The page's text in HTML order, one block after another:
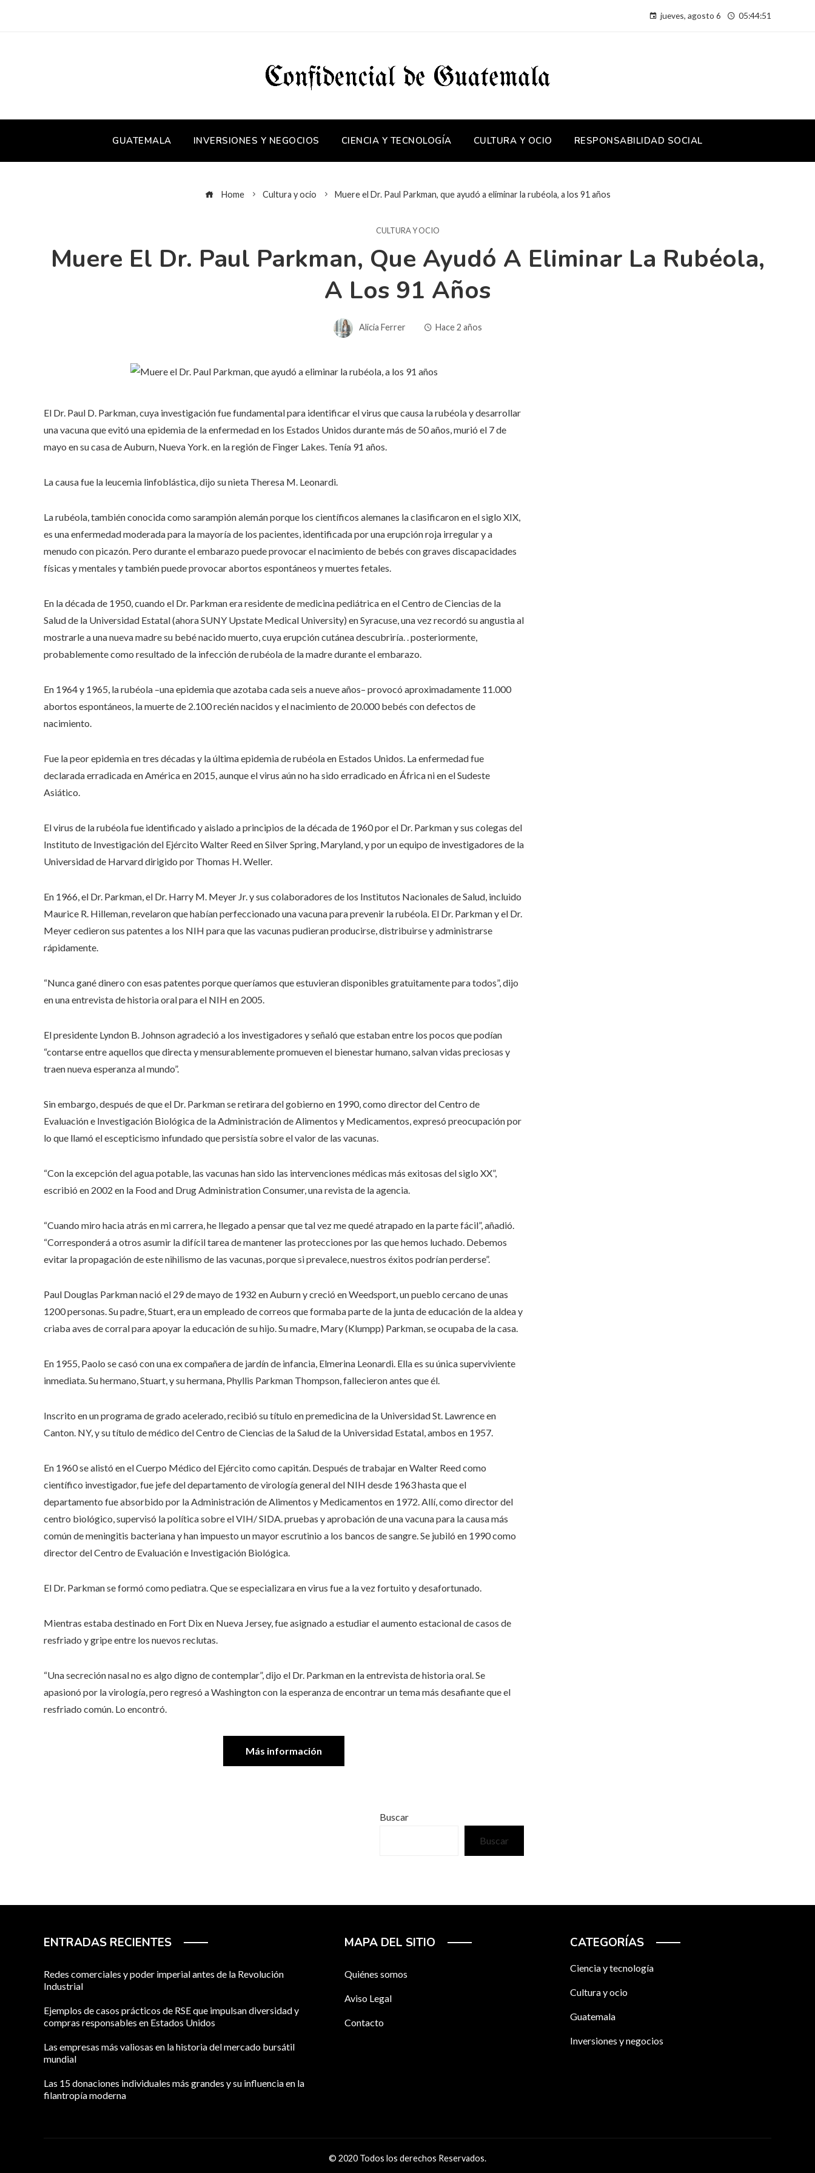
jueves, agosto 6 05:44:52
GUATEMALA INVERSIONES Y NEGOCIOS CIENCIA Y TECNOLOGÍA CULTURA Y OCIO RESPONSABILIDAD SOCIAL
Home Cultura y ocio Muere el Dr. Paul Parkman, que ayudó a eliminar la rubéola, a los 91 años
CULTURA Y OCIO
Muere El Dr. Paul Parkman, Que Ayudó A Eliminar La Rubéola,
A Los 91 Años
Alicia Ferrer Hace 2 años
El Dr. Paul D. Parkman, cuya investigación fue fundamental para identificar el virus que causa la rubéola y desarrollar
una vacuna que evitó una epidemia de la enfermedad en los Estados Unidos durante más de 50 años, murió el 7 de
mayo en su casa de Auburn, Nueva York. en la región de Finger Lakes. Tenía 91 años.
La causa fue la leucemia linfoblástica, dijo su nieta Theresa M. Leonardi.
La rubéola, también conocida como sarampión alemán porque los científicos alemanes la clasificaron en el siglo XIX,
es una enfermedad moderada para la mayoría de los pacientes, identificada por una erupción roja irregular y a
menudo con picazón. Pero durante el embarazo puede provocar el nacimiento de bebés con graves discapacidades
físicas y mentales y también puede provocar abortos espontáneos y muertes fetales.
En la década de 1950, cuando el Dr. Parkman era residente de medicina pediátrica en el Centro de Ciencias de la
Salud de la Universidad Estatal (ahora SUNY Upstate Medical University) en Syracuse, una vez recordó su angustia al
mostrarle a una nueva madre su bebé nacido muerto, cuya erupción cutánea descubriría. . posteriormente,
probablemente como resultado de la infección de rubéola de la madre durante el embarazo.
En 1964 y 1965, la rubéola –una epidemia que azotaba cada seis a nueve años– provocó aproximadamente 11.000
abortos espontáneos, la muerte de 2.100 recién nacidos y el nacimiento de 20.000 bebés con defectos de
nacimiento.
Fue la peor epidemia en tres décadas y la última epidemia de rubéola en Estados Unidos. La enfermedad fue
declarada erradicada en América en 2015, aunque el virus aún no ha sido erradicado en África ni en el Sudeste
Asiático.
El virus de la rubéola fue identificado y aislado a principios de la década de 1960 por el Dr. Parkman y sus colegas del
Instituto de Investigación del Ejército Walter Reed en Silver Spring, Maryland, y por un equipo de investigadores de la
Universidad de Harvard dirigido por Thomas H. Weller.
En 1966, el Dr. Parkman, el Dr. Harry M. Meyer Jr. y sus colaboradores de los Institutos Nacionales de Salud, incluido
Maurice R. Hilleman, revelaron que habían perfeccionado una vacuna para prevenir la rubéola. El Dr. Parkman y el Dr.
Meyer cedieron sus patentes a los NIH para que las vacunas pudieran producirse, distribuirse y administrarse
rápidamente.
“Nunca gané dinero con esas patentes porque queríamos que estuvieran disponibles gratuitamente para todos”, dijo
en una entrevista de historia oral para el NIH en 2005.
El presidente Lyndon B. Johnson agradeció a los investigadores y señaló que estaban entre los pocos que podían
“contarse entre aquellos que directa y mensurablemente promueven el bienestar humano, salvan vidas preciosas y
traen nueva esperanza al mundo”.
Sin embargo, después de que el Dr. Parkman se retirara del gobierno en 1990, como director del Centro de
Evaluación e Investigación Biológica de la Administración de Alimentos y Medicamentos, expresó preocupación por
lo que llamó el escepticismo infundado que persistía sobre el valor de las vacunas.
“Con la excepción del agua potable, las vacunas han sido las intervenciones médicas más exitosas del siglo XX”,
escribió en 2002 en la Food and Drug Administration Consumer, una revista de la agencia.
“Cuando miro hacia atrás en mi carrera, he llegado a pensar que tal vez me quedé atrapado en la parte fácil”, añadió.
“Corresponderá a otros asumir la difícil tarea de mantener las protecciones por las que hemos luchado. Debemos
evitar la propagación de este nihilismo de las vacunas, porque si prevalece, nuestros éxitos podrían perderse”.
Paul Douglas Parkman nació el 29 de mayo de 1932 en Auburn y creció en Weedsport, un pueblo cercano de unas
1200 personas. Su padre, Stuart, era un empleado de correos que formaba parte de la junta de educación de la aldea y
criaba aves de corral para apoyar la educación de su hijo. Su madre, Mary (Klumpp) Parkman, se ocupaba de la casa.
En 1955, Paolo se casó con una ex compañera de jardín de infancia, Elmerina Leonardi. Ella es su única superviviente
inmediata. Su hermano, Stuart, y su hermana, Phyllis Parkman Thompson, fallecieron antes que él.
Inscrito en un programa de grado acelerado, recibió su título en premedicina de la Universidad St. Lawrence en
Canton. NY, y su título de médico del Centro de Ciencias de la Salud de la Universidad Estatal, ambos en 1957.
En 1960 se alistó en el Cuerpo Médico del Ejército como capitán. Después de trabajar en Walter Reed como
científico investigador, fue jefe del departamento de virología general del NIH desde 1963 hasta que el
departamento fue absorbido por la Administración de Alimentos y Medicamentos en 1972. Allí, como director del
centro biológico, supervisó la política sobre el VIH/ SIDA. pruebas y aprobación de una vacuna para la causa más
común de meningitis bacteriana y han impuesto un mayor escrutinio a los bancos de sangre. Se jubiló en 1990 como
director del Centro de Evaluación e Investigación Biológica.
El Dr. Parkman se formó como pediatra. Que se especializara en virus fue a la vez fortuito y desafortunado.
Mientras estaba destinado en Fort Dix en Nueva Jersey, fue asignado a estudiar el aumento estacional de casos de
resfriado y gripe entre los nuevos reclutas.
“Una secreción nasal no es algo digno de contemplar”, dijo el Dr. Parkman en la entrevista de historia oral. Se
apasionó por la virología, pero regresó a Washington con la esperanza de encontrar un tema más desafiante que el
resfriado común. Lo encontró.
Más información
Buscar
Buscar
ENTRADAS RECIENTES
Redes comerciales y poder imperial antes de la Revolución
Industrial
Ejemplos de casos prácticos de RSE que impulsan diversidad y
compras responsables en Estados Unidos
Las empresas más valiosas en la historia del mercado bursátil
mundial
Las 15 donaciones individuales más grandes y su influencia en la
filantropía moderna
MAPA DEL SITIO
Quiénes somos
Aviso Legal
Contacto
CATEGORÍAS
Ciencia y tecnología
Cultura y ocio
Guatemala
Inversiones y negocios
© 2020 Todos los derechos Reservados.